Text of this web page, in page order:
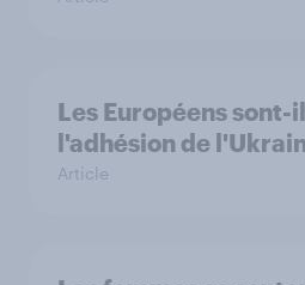
Les Européens sont-
l'adhésion de
Article